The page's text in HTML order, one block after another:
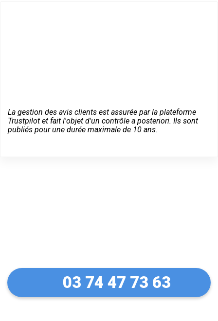
La gestion des avis clients est assurée par la plateforme
Trustpilot et fait l'objet d'un contrôle a posteriori. Ils sont
publiés pour une durée maximale de 10 ans.
03 74 47 73 63